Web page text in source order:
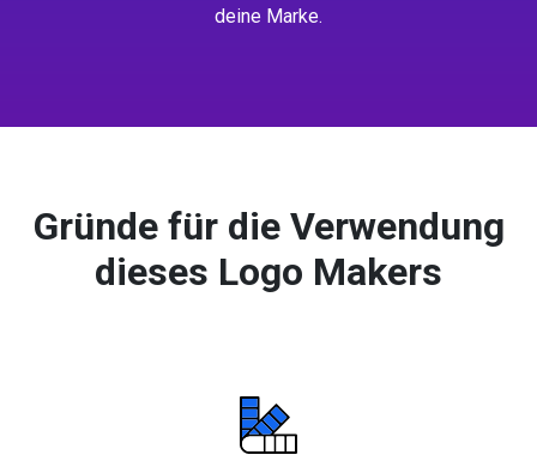
deine Marke.
Gründe für die Verwendung
dieses Logo Makers